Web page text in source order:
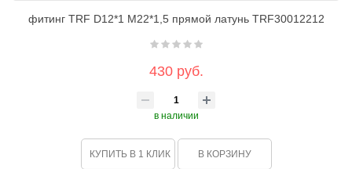
фитинг TRF D12*1 M22*1,5 прямой латунь TRF30012212
430 руб.
в наличии
КУПИТЬ В 1 КЛИК В КОРЗИНУ